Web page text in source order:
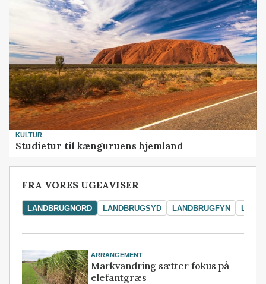
KULTUR
Studietur til kænguruens hjemland
FRA VORES UGEAVISER
LANDBRUGNORD LANDBRUGSYD LANDBRUGFYN
ARRANGEMENT
Markvandring sætter fokus på
elefantgræs